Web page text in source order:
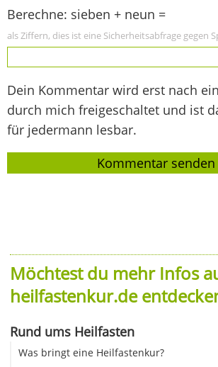
Berechne: sieben + neun =
als Ziffern, dies ist eine Sicherheitsabfrage gegen
Dein Kommentar wird erst nach
durch mich freigeschaltet und ist
für jedermann lesbar.
Möchtest du mehr Infos
heilfastenkur.de
Rund ums Heilfasten
Was bringt eine Heilfastenkur?